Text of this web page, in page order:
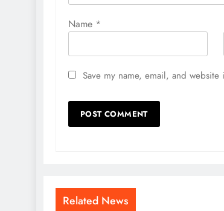
Name *
Save my name, email, and
Related News